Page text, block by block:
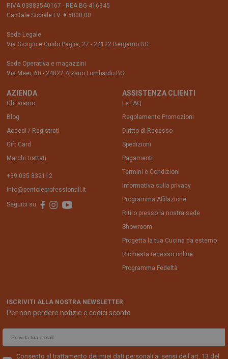
P.IVA 03883540167 - REA BG-416345
Capitale Sociale I.V. € 5000,00
Sede Legale
Via Giorgio e Guido Paglia, 27 - 24122 Bergamo BG
Sede Operativa e magazzini
Via Meer, 60 - 24022 Alzano Lombardo BG
AZIENDA
Chi siamo
Blog
Accedi / Registrati
Gift Card
Marchi trattati
+39 035 832112
info@pentoleprofessionali.it
Seguici su
ASSISTENZA CLIENTI
Le FAQ
Regolamento Promozioni
Diritto di Recesso
Spedizioni
Pagamenti
Termini e Condizioni
Informativa sulla privacy
Programma Affilazione
Ritiro presso la nostra sede
Showroom
Progetta la tua Cucina da esterno
Richiesta recesso online
Programma Fedeltà
ISCRIVITI ALLA NOSTRA NEWSLETTER
Per non perdere notizie e codici sconto
m
a
Consento al trattamento dei miei dati personali ai sensi dell'art. 13 del